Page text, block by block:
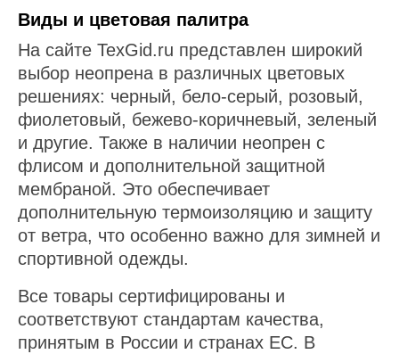
Виды и цветовая палитра
На сайте TexGid.ru представлен широкий
выбор неопрена в различных цветовых
решениях: черный, бело-серый, розовый,
фиолетовый, бежево-коричневый, зеленый
и другие. Также в наличии неопрен с
флисом и дополнительной защитной
мембраной. Это обеспечивает
дополнительную термоизоляцию и защиту
от ветра, что особенно важно для зимней и
спортивной одежды.
Все товары сертифицированы и
соответствуют стандартам качества,
принятым в России и странах ЕС. В